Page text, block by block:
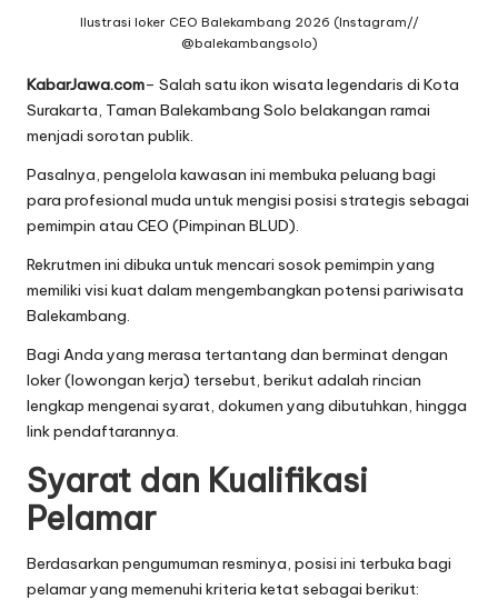
Ilustrasi loker CEO Balekambang 2026 (Instagram//
@balekambangsolo)
KabarJawa.com– Salah satu ikon wisata legendaris di Kota
Surakarta, Taman Balekambang Solo belakangan ramai
menjadi sorotan publik.
Pasalnya, pengelola kawasan ini membuka peluang bagi
para profesional muda untuk mengisi posisi strategis sebagai
pemimpin atau CEO (Pimpinan BLUD).
Rekrutmen ini dibuka untuk mencari sosok pemimpin yang
memiliki visi kuat dalam mengembangkan potensi pariwisata
Balekambang.
Bagi Anda yang merasa tertantang dan berminat dengan
loker (lowongan kerja) tersebut, berikut adalah rincian
lengkap mengenai syarat, dokumen yang dibutuhkan, hingga
link pendaftarannya.
Syarat dan Kualifikasi
Pelamar
Berdasarkan pengumuman resminya, posisi ini terbuka bagi
pelamar yang memenuhi kriteria ketat sebagai berikut: